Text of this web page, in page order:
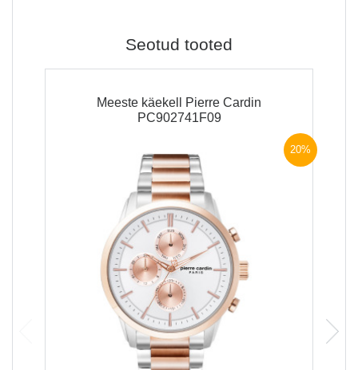
Seotud tooted
20%
Meeste käekell Pierre Cardin
PC902741F09
Next